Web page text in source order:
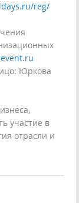
reg/
Юркова
участие в
отрасли и